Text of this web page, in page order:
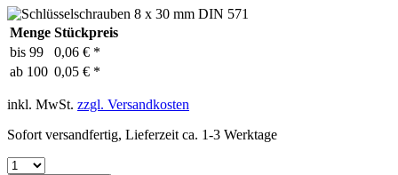
Menge Stückpreis
bis 99
0,06 € *
ab 100 0,05 € *
inkl. MwSt. zzgl. Versandkosten
Sofort versandfertig, Lieferzeit ca. 1-3 Werktage